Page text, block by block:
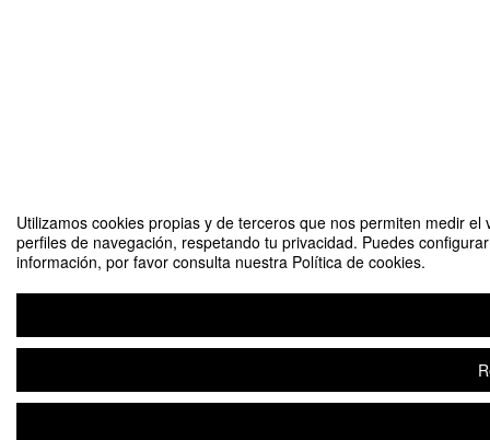
Utilizamos cookies propias y de terceros que nos permiten medir
perfiles de navegación, respetando tu privacidad. Puedes
información, por favor consulta nuestra Política de cookies.